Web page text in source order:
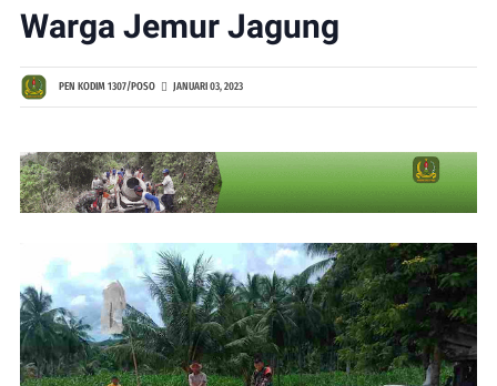
Warga Jemur Jagung
PEN KODIM 1307/POSO JANUARI 03, 2023